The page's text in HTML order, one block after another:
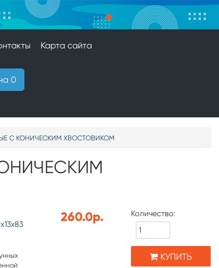
Карта сайта
0
С КОНИЧЕСКИМ ХВОСТОВИКОМ
260.0р. Количество:
КУПИТЬ